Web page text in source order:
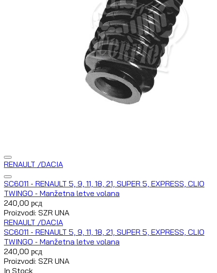
RENAULT /DACIA
SC6011 - RENAULT 5, 9, 11, 18, 21, SUPER 5, EXPRESS, CLIO
TWINGO - Manžetna letve volana
240,00 рсд
Proizvodi: SZR UNA
RENAULT /DACIA
SC6011 - RENAULT 5, 9, 11, 18, 21, SUPER 5, EXPRESS, CLIO
TWINGO - Manžetna letve volana
240,00 рсд
Proizvodi: SZR UNA
In Stock